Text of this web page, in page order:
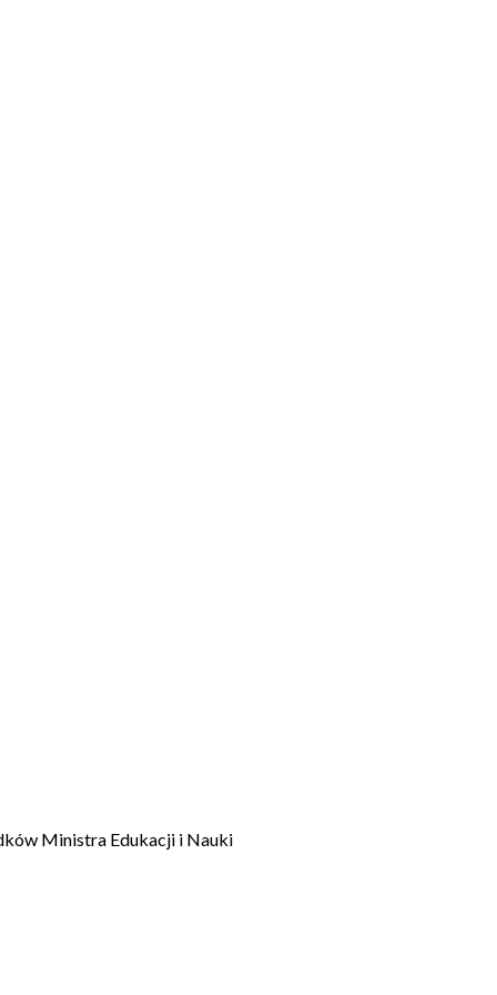
Ministra Edukacji i Nauki